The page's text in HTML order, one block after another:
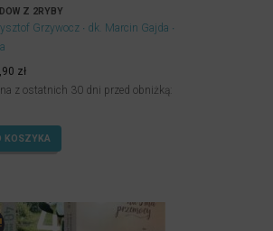
Z 2RYBY
Grzywocz
dk. Marcin Gajda
złAktualna
cena
79,90zł.
z ostatnich 30 dni przed obniżką:
KOSZYKA